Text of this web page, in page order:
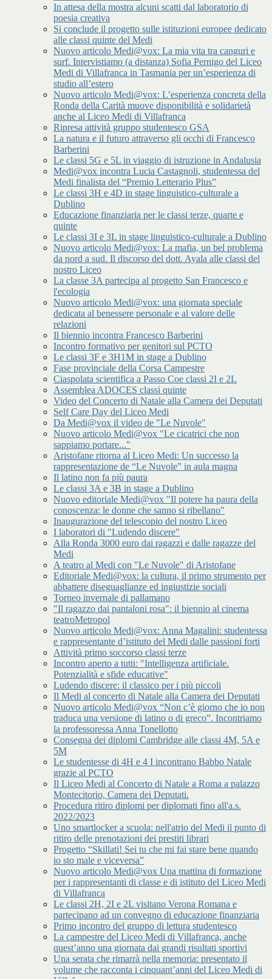
In attesa della mostra alcuni scatti dal laboratorio di
poesia creativa
Si conclude il progetto sulle istituzioni europee dedicato
alle classi quinte del Medi
Nuovo articolo Medi@vox: La mia vita tra canguri e
surf. Intervistiamo (a distanza) Sofia Pernigo del Liceo
Medi di Villafranca in Tasmania per un’esperienza di
studio all’estero
Nuovo articolo Medi@vox: L’esperienza concreta della
Ronda della Carità muove disponibilità e solidarietà
anche al Liceo Medi di Villafranca
Ripresa attività gruppo studentesco GSA
La natura e il futuro attraverso gli occhi di Francesco
Barberini
Le classi 5G e 5L in viaggio di istruzione in Andalusia
Medi@vox incontra Lucia Castagnoli, studentessa del
Medi finalista del “Premio Letterario Plus”
Le classi 3H e 4D in stage linguistico-culturale a
Dublino
Educazione finanziaria per le classi terze, quarte e
quinte
Le classi 3I e 3L in stage linguistico-culturale a Dublino
Nuovo articolo Medi@vox: La mafia, un bel problema
da nord a sud. Il discorso del dott. Ayala alle classi del
nostro Liceo
La classe 3A partecipa al progetto San Francesco e
l'ecologia
Nuovo articolo Medi@vox: una giornata speciale
dedicata al benessere personale e al valore delle
relazioni
Il biennio incontra Francesco Barberini
Incontro formativo per genitori sul PCTO
Le classi 3F e 3H1M in stage a Dublino
Fase provinciale della Corsa Campestre
Ciaspolata scientifica a Passo Coe classi 2I e 2L
Assemblea ADOCES classi quinte
Video del Concerto di Natale alla Camera dei Deputati
Self Care Day del Liceo Medi
Da Medi@vox il video de "Le Nuvole"
Nuovo articolo Medi@vox "Le cicatrici che non
sappiamo portare..."
Aristofane ritorna al Liceo Medi: Un successo la
rappresentazione de “Le Nuvole” in aula magna
Il latino non fa più paura
Le classi 3A e 3B in stage a Dublino
Nuovo editoriale Medi@vox "Il potere ha paura della
conoscenza: le donne che sanno si ribellano"
Inaugurazione del telescopio del nostro Liceo
I laboratori di "Ludendo discere"
Alla Ronda 3000 euro dai ragazzi e dalle ragazze del
Medi
A teatro al Medi con "Le Nuvole" di Aristofane
Editoriale Medi@vox: la cultura, il primo strumento per
abbattere diseguaglianze ed ingiustizie sociali
Torneo invernale di pallamano
"Il ragazzo dai pantaloni rosa": il biennio al cinema
teatroMetropol
Nuovo articolo Medi@vox: Anna Magalini: studentessa
e rappresentante d’istituto del Medi dalle passioni forti
Attività primo soccorso classi terze
Incontro aperto a tutti: "Intelligenza artificiale.
Potenzialità e sfide educative"
Ludendo discere: il classico per i più piccoli
Il Medi al concerto di Natale alla Camera dei Deputati
Nuovo articolo Medi@vox “Non c’è giorno che io non
traduca una versione di latino o di greco”. Incontriamo
la professoressa Anna Tonellotto
Consegna dei diplomi Cambridge alle classi 4M, 5A e
5M
Le studentesse di 4H e 4 I incontrano Babbo Natale
grazie al PCTO
Il Liceo Medi al Concerto di Natale a Roma a palazzo
Montecitorio, Camera dei Deputati.
Procedura ritiro diplomi per diplomati fino all'a.s.
2022/2023
Uno smartlocker a scuola: nell'atrio del Medi il punto di
ritiro delle prenotazioni dei prestiti librari
Progetto “Skillati! Sei tu che mi fai stare bene quando
io sto male e viceversa”
Nuovo articolo Medi@vox Una mattina di formazione
per i rappresentanti di classe e di istituto del Liceo Medi
di Villafranca
Le classi 2H, 2I e 2L visitano Verona Romana e
partecipano ad un convegno di educazione finanziaria
Primo incontro del gruppo di lettura studentesco
La campestre del Liceo Medi di Villafranca, anche
quest’anno una giornata dai grandi risultati sportivi
Una serata che rimarrà nella memoria: presentato il
volume che racconta i cinquant’anni del Liceo Medi di